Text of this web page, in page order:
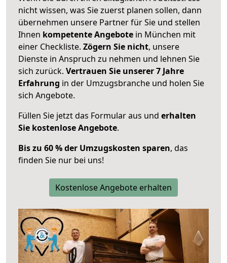
nicht wissen, was Sie zuerst planen sollen, dann
übernehmen unsere Partner für Sie und stellen
Ihnen kompetente Angebote in München mit
einer Checkliste. Zögern Sie nicht, unsere
Dienste in Anspruch zu nehmen und lehnen Sie
sich zurück. Vertrauen Sie unserer 7 Jahre
Erfahrung in der Umzugsbranche und holen Sie
sich Angebote.
Füllen Sie jetzt das Formular aus und erhalten
Sie kostenlose Angebote.
Bis zu 60 % der Umzugskosten sparen, das
finden Sie nur bei uns!
Kostenlose Angebote erhalten